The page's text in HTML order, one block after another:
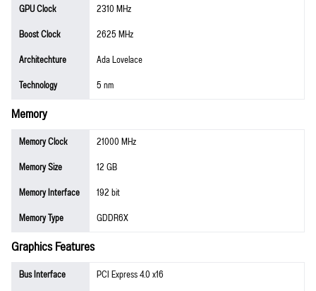
GPU Clock
2310 MHz
Boost Clock
2625 MHz
Architechture
Ada Lovelace
Technology
5 nm
Memory
Memory Clock
21000 MHz
Memory Size
12 GB
Memory Interface
192 bit
Memory Type
GDDR6X
Graphics Features
Bus Interface
PCI Express 4.0 x16